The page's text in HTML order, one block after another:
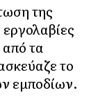
της
τα
το
εμποδίων.